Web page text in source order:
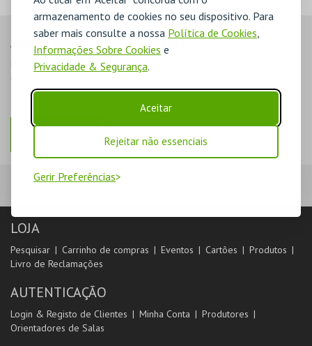
armazenamento de cookies no seu dispositivo. Para
saber mais consulte a nossa Política de Cookies,
Informações Sobre Cookies e
Privacidade & Segurança.
Aceitar
Rejeitar não essenciais
Gerir Preferências
AINDA NÃO ESTOU REGISTADO
O registo na plataforma BOL permite-lhe acompanhar as suas
LOJA
Pesquisar Carrinho de compras Eventos Cartões
Produtos
Livro de Reclamações
AUTENTICAÇÃO
Login & Registo de Clientes Minha Conta
Produtores
Orientadores de Salas